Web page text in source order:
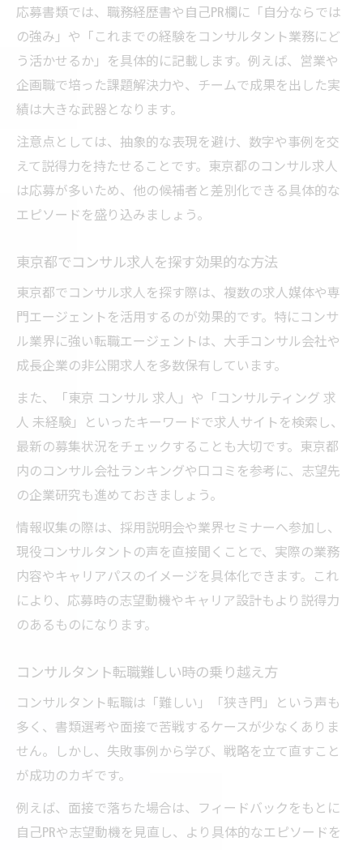
東京コンサル大手を目指す転職戦略の立て
方
コンサルタントとは強みを見せる自己PR法
コンサル転職後悔しない志望動機の伝え方
コンサルって激務？現場のリアルと対処法
コンサルタント転職難しい壁を乗り越える
コンサル転職後悔しない働き方の選び方
東京コンサル求人で理想の職場に出会う秘
訣
東京都で叶えるコンサルキャリアの最前線
コンサルキャリア東京都で実現する未来像
コンサル求人東京の最新動向と今後の展望
コンサルティング求人未経験歓迎のチャン
ス
東京コンサル会社ランキングを活用した選
び方
コンサルで年収1000万を目指す道のりとは
応募書類では、職務経歴書や自己PR欄に「自分ならでは
の強み」や「これまでの経験をコンサルタント業務にど
う活かせるか」を具体的に記載します。例えば、営業や
企画職で培った課題解決力や、チームで成果を出した実
績は大きな武器となります。
注意点としては、抽象的な表現を避け、数字や事例を交
えて説得力を持たせることです。東京都のコンサル求人
は応募が多いため、他の候補者と差別化できる具体的な
エピソードを盛り込みましょう。
東京都でコンサル求人を探す効果的な方法
東京都でコンサル求人を探す際は、複数の求人媒体や専
門エージェントを活用するのが効果的です。特にコンサ
ル業界に強い転職エージェントは、大手コンサル会社や
成長企業の非公開求人を多数保有しています。
また、「東京 コンサル 求人」や「コンサルティング 求
人 未経験」といったキーワードで求人サイトを検索し、
最新の募集状況をチェックすることも大切です。東京都
内のコンサル会社ランキングや口コミを参考に、志望先
の企業研究も進めておきましょう。
情報収集の際は、採用説明会や業界セミナーへ参加し、
現役コンサルタントの声を直接聞くことで、実際の業務
内容やキャリアパスのイメージを具体化できます。これ
により、応募時の志望動機やキャリア設計もより説得力
のあるものになります。
コンサルタント転職難しい時の乗り越え方
コンサルタント転職は「難しい」「狭き門」という声も
多く、書類選考や面接で苦戦するケースが少なくありま
せん。しかし、失敗事例から学び、戦略を立て直すこと
が成功のカギです。
例えば、面接で落ちた場合は、フィードバックをもとに
自己PRや志望動機を見直し、より具体的なエピソードを